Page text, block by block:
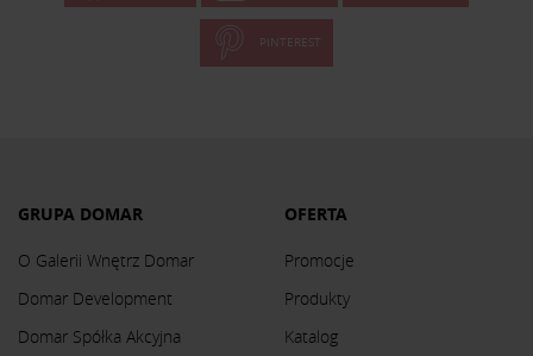
PINTEREST
GRUPA DOMAR
O Galerii Wnętrz Domar
Domar Development
Domar Spółka Akcyjna
OFERTA
Promocje
Produkty
Katalog